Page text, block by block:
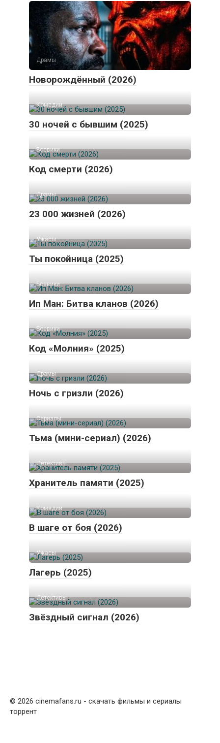
Драмы
Новорождённый (2026)
Комедии
30 ночей с бывшим (2025)
Боевики
Код смерти (2026)
Драмы
23 000 жизней (2026)
Ужасы
Ты покойница (2025)
Боевики
Ип Ман: Битва кланов (2026)
Боевики
Код «Молния» (2025)
Драмы
Ночь с гризли (2026)
Сериалы
Тьма (мини-сериал) (2026)
Детективы
Хранитель памяти (2025)
Комедии
В шаге от боя (2026)
Ужасы
Лагерь (2025)
Детективы
Звёздный сигнал (2026)
© 2026 cinemafans ru - скачать фильмы и сериалы
торрент